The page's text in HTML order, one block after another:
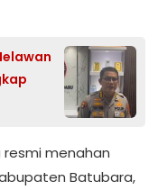
resmi menahan
Batubara,